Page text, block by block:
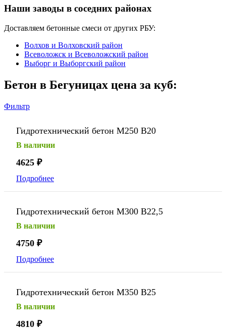
Наши заводы в соседних районах
Доставляем бетонные смеси от других РБУ:
Волхов и Волховский район
Всеволожск и Всеволожский район
Выборг и Выборгский район
Бетон в Бегуницах цена за куб:
Фильтр
Гидротехнический бетон М250 В20
В наличии
4625 ₽
Подробнее
Гидротехнический бетон М300 В22,5
В наличии
4750 ₽
Подробнее
Гидротехнический бетон М350 В25
В наличии
4810 ₽